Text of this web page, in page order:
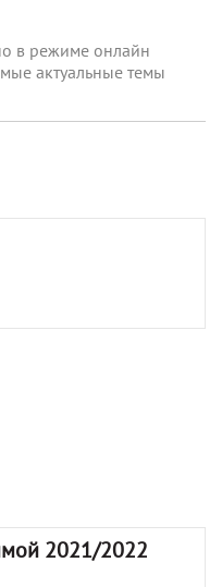
в режиме онлайн
актуальные темы
2021/2022